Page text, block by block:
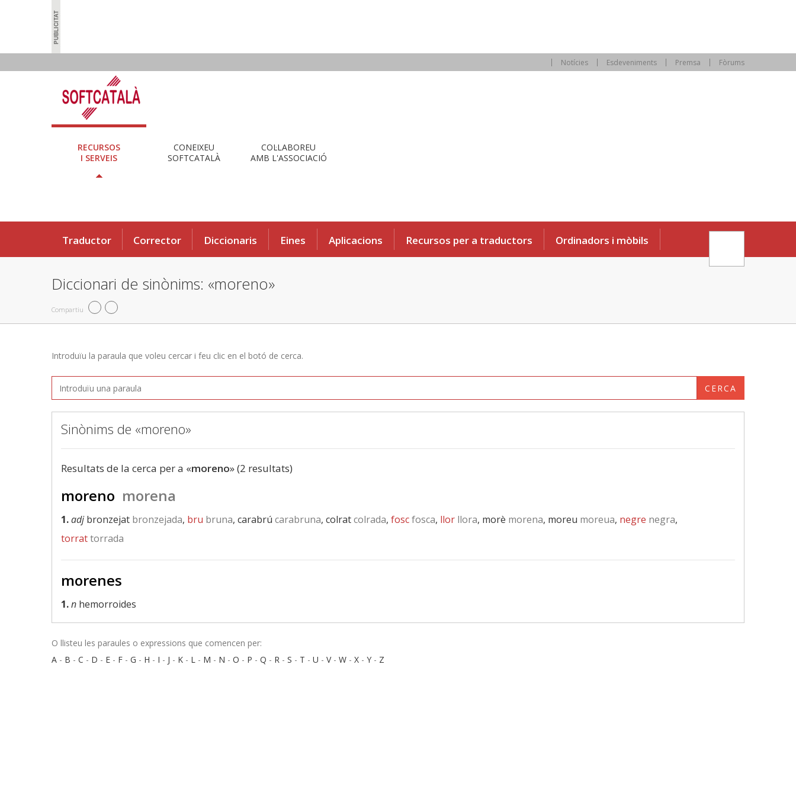
Notícies Esdeveniments Premsa Fòrums
RECURSOS
I SERVEIS
CONEIXEU
SOFTCATALÀ
COL·LABOREU
AMB L'ASSOCIACIÓ
Traductor Corrector Diccionaris Eines Aplicacions Recursos per a traductors Ordinadors i mòbils
Diccionari de sinònims: «moreno»
Compartiu
Introduïu la paraula que voleu cercar i feu clic en el botó de cerca.
CERCA
Sinònims de «moreno»
Resultats de la cerca per a «moreno» (2 resultats)
moreno morena
1.adjbronzejat bronzejada, bru bruna, carabrú carabruna, colratcolrada, foscfosca, llor llora, morè morena, moreu moreua, negre negra,
torrattorrada
morenes
1.n hemorroides
O llisteu les paraules o expressions que comencen per:
A - B - C - D - E - F - G - H - I - J - K - L - M - N - O - P - Q - R - S - T - U - V- W - X - Y - Z